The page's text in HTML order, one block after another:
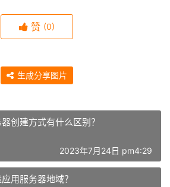
赞 (0)
生成分享图片
创建方式有什么区别？
2023年7月24日 pm4:29
用服务器地域？